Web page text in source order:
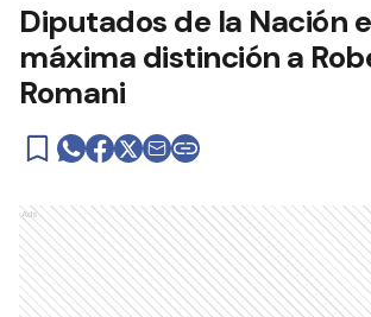
Diputados de la Nación
máxima distinción a
Romani
Ads